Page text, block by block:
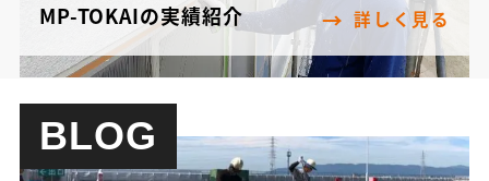
MP-TOKAIの実績紹介 詳しく見る
BLOG